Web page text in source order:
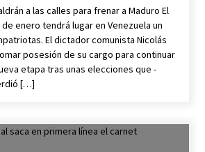
a las calles para frenar a Maduro El
enero tendrá lugar en Venezuela un
El dictador comunista Nicolás
posesión de su cargo para continuar
etapa tras unas elecciones que -
[…]